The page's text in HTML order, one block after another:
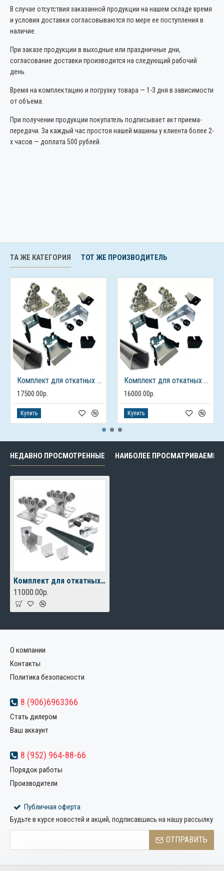
В случае отсутствия заказанной продукции на нашем складе время
и условия доставки согласовываются по мере ее поступления в
наличие.
При заказе продукции в выходные или праздничные дни,
согласование доставки производится на следующий рабочий
день.
Время на комплектацию и погрузку товара — 1-3 дня в зависимости
от объема.
При получении продукции покупатель подписывает акт приема-
передачи. За каждый час простоя нашей машины у клиента более 2-
х часов — доплата 500 рублей.
ТА ЖЕ КАТЕГОРИЯ ТОТ ЖЕ ПРОИЗВОДИТЕЛЬ
Комплект для откатных ворот ALUTECH до 450кг., балка 7м.
17500.00р.
Купить
Комплект для откатных ворот ALUTECH до 450кг., балка 6м.
16000.00р.
Купить
НЕДАВНО ПРОСМОТРЕННЫЕ НАИБОЛЕЕ ПРОСМАТРИВАЕМЫЕ
Комплект для откатных ворот FURNITEH XL до 400 кг, балка 6м.
11000.00р.
О компании
Контакты
Политика безопасности
8 (906)6963366
Стать дилером
Ваш аккаунт
8 (952) 964-88-66
Порядок работы
Производители
Публичная оферта
Будьте в курсе новостей и акций, подписавшись на нашу рассылку
ОТПРАВИТЬ